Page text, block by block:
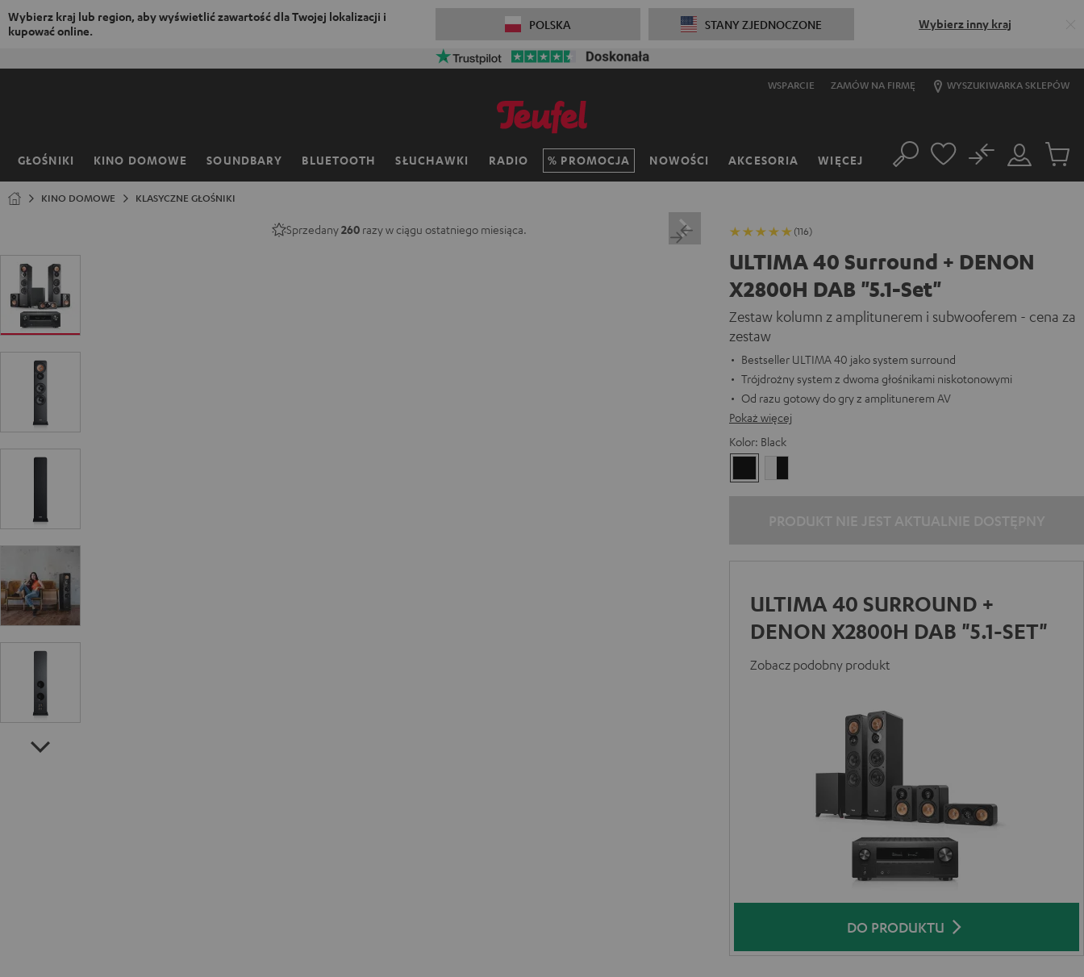
Wybierz kraj lub region, aby wyświetlić zawartość dla Twojej lokalizacji i
kupować online.
POLSKA STANY ZJEDNOCZONE Wybierz inny kraj
WSPARCIE ZAMÓW NA FIRMĘ WYSZUKIWARKA SKLEPÓW
GŁOŚNIKI KINO DOMOWE SOUNDBARY BLUETOOTH SŁUCHAWKI RADIO PROMOCJA NOWOŚCI AKCESORIA WIĘCEJ
Strona
Szukaj
Moje
konto
No
KINO DOMOWE KLASYCZNE GŁOŚNIKI
Sprzedany260 razy w ciągu ostatniego miesiąca. (116)
ULTIMA 40 Surround + DENON
X2800H DAB "5.1-Set"
Zestaw kolumn z amplitunerem i subwooferem - cena za
zestaw
Bestseller ULTIMA 40 jako system surround
Trójdrożny system z dwoma głośnikami niskotonowymi
Od razu gotowy do gry z amplitunerem AV
Pokaż więcej
Kolor: Black
ULTIMA 40 SURROUND +
DENON X2800H DAB "5.1-SET"
Zobacz podobny produkt
DO PRODUKTU